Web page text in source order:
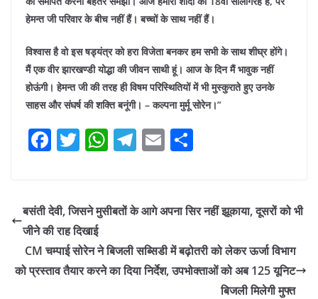
हेमन्त जी परिवार के बीच नहीं हैं। बच्चों के साथ नहीं हैं।
विश्वास है वो इस षड्यंत्र को हरा विजेता बनकर हम सभी के साथ शीघ्र होंगे।
मैं एक वीर झारखण्डी योद्धा की जीवन साथी हूं। आज के दिन मैं भावुक नहीं
होऊंगी। हेमन्त जी की तरह ही विषम परिस्थितियों में भी मुस्कुराते हुए उनके
साहस और संघर्ष की शक्ति बनूंगी। – कल्पना मुर्मू सोरेन।”
F
e
b
o
o
T
er
W
s
p
p
T
gr
m
E
l e
बसंती देवी, जिसने मुसीबतों के आगे अपना सिर नहीं झूकाया, दूसरों को भी
जीने की राह दिखाई
CM चम्पाई सोरेन ने बिजली सब्सिडी में बढ़ोतरी को लेकर ऊर्जा विभाग
को प्रस्ताव तैयार करने का दिया निर्देश, उपभोक्ताओं को अब 125 यूनिट
बिजली मिलेगी मुफ्त